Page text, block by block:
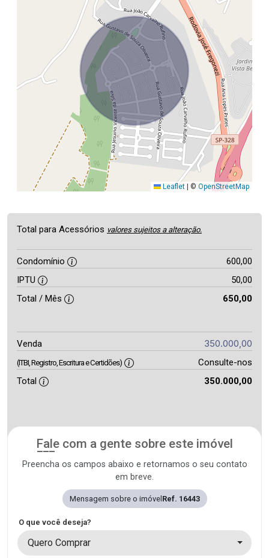
Leaflet © OpenStreetMap
Total para Acessórios valores sujeitos a alteração.
Condomínio
600,00
IPTU
50,00
Total / Mês
650,00
Venda 350.000,00
(ITBI, Registro, Escritura e Certidões)
Consulte-nos
Total
350.000,00
Fale com a gente sobre este imóvel
Preencha os campos abaixo e retornamos o seu contato
em breve.
Mensagem sobre o imóvel Ref. 16443
O que você deseja?
Quero Comprar